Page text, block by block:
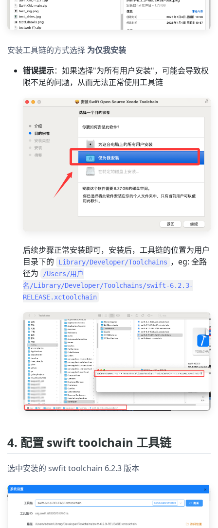
安装工具链的方式选择 为仅我安装
错误提示：如果选择"为所有用户安装"，可能会导致权
限不足的问题，从而无法正常使用工具链
后续步骤正常安装即可，安装后，工具链的位置为用户
目录下的
Library/Developer/Toolchains ，eg: 全路
径为
/Users/用户
名/Library/Developer/Toolchains/swift-6.2.3-
RELEASE.xctoolchain
4. 配置 swift toolchain 工具链
选中安装的 swfit toolchain 6.2.3 版本